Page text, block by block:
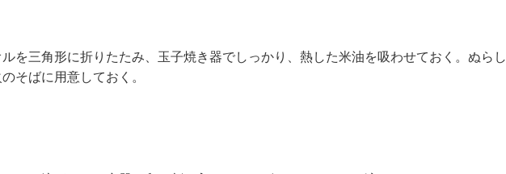
を三角形に折りたたみ、玉子焼き器でしっかり、熱した米油を吸わせておく。ぬらし
そばに用意しておく。